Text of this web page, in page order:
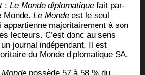
:Le Monde diplo­ma­tique fait par­
Monde.Le Monde est le seul
appar­tienne majo­ri­tai­re­ment à son
lec­teurs. C’est donc au sens
jour­nal indé­pen­dant. Il est
du Monde diplo­ma­tique SA.
Monde pos­sède 57 à 58 % du